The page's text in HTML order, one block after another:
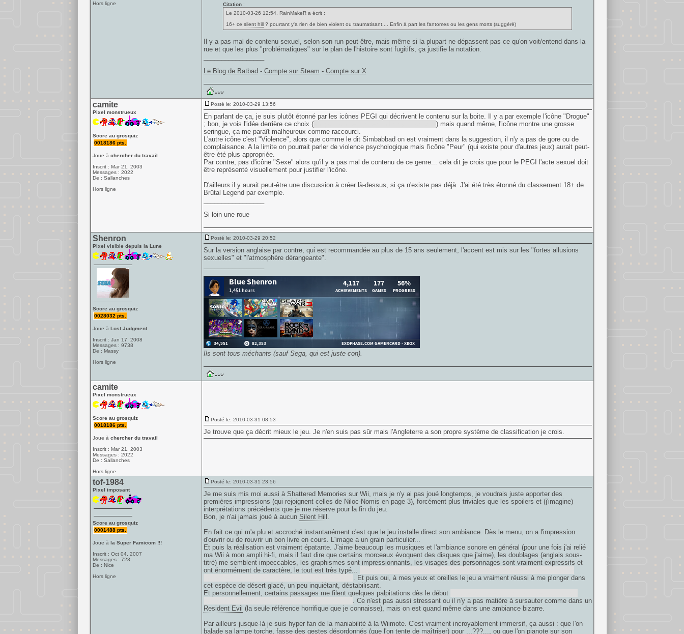
Hors ligne
Citation:
Le 2010-03-26 12:54, RainMakeR a écrit :
16+ ce silent hill? pourtant y'a rien de bien violent ou traumatisant.... Enfin à part les fantomes ou les gens morts (suggéré)
Il y a pas mal de contenu sexuel, selon son run peut-être, mais même si la plupart ne dépassent pas ce qu'on voit/entend dans la
rue et que les plus "problématiques" sur le plan de l'histoire sont fugitifs, ça justifie la notation.
Le Blog de Batbad - Compte sur Steam - Compte sur X
camite
Pixel monstrueux
Score au grosquiz
0018186 pts.
Joue à chercher du travail
Inscrit : Mar 21, 2003
Messages : 2022
De : Sallanches
Hors ligne
Posté le: 2010-03-29 13:56
En parlant de ça, je suis plutôt étonné par les icônes PEGI qui décrivent le contenu sur la boite. Il y a par exemple l'icône "Drogue"
; bon, je vois l'idée derrière ce choix (en gros, on peut jouer un Harry alcoolique ) mais quand même, l'icône montre une grosse
seringue, ça me paraît malheureux comme raccourci.
L'autre icône c'est "Violence", alors que comme le dit Simbabbad on est vraiment dans la suggestion, il n'y a pas de gore ou de
complaisance. A la limite on pourrait parler de violence psychologique mais l'icône "Peur" (qui existe pour d'autres jeux) aurait peut-
être été plus appropriée.
Par contre, pas d'icône "Sexe" alors qu'il y a pas mal de contenu de ce genre... cela dit je crois que pour le PEGI l'acte sexuel doit
être représenté visuellement pour justifier l'icône.
D'ailleurs il y aurait peut-être une discussion à créer là-dessus, si ça n'existe pas déjà. J'ai été très étonné du classement 18+ de
Brütal Legend par exemple.
Si loin une roue
Shenron
Pixel visible depuis la Lune
Score au grosquiz
0028032 pts.
Joue à Lost Judgment
Inscrit : Jan 17, 2008
Messages : 9738
De : Massy
Hors ligne
Posté le: 2010-03-29 20:52
Sur la version anglaise par contre, qui est recommandée au plus de 15 ans seulement, l'accent est mis sur les "fortes allusions
sexuelles" et "l'atmosphère dérangeante".
Ils sont tous méchants (sauf Sega, qui est juste con).
camite
Pixel monstrueux
Score au grosquiz
0018186 pts.
Joue à chercher du travail
Inscrit : Mar 21, 2003
Messages : 2022
De : Sallanches
Hors ligne
Posté le: 2010-03-31 08:53
Je trouve que ça décrit mieux le jeu. Je n'en suis pas sûr mais l'Angleterre a son propre système de classification je crois.
tof-1984
Pixel imposant
Score au grosquiz
0001488 pts.
Joue à la Super Famicom !!!
Inscrit : Oct 04, 2007
Messages : 723
De : Nice
Hors ligne
Posté le: 2010-03-31 23:56
Je me suis mis moi aussi à Shattered Memories sur Wii, mais je n'y ai pas joué longtemps, je voudrais juste apporter des
premières impressions (qui rejoignent celles de Niloc-Nomis en page 3), forcément plus triviales que les spoilers et (j'imagine)
interprétations précédents que je me réserve pour la fin du jeu.
Bon, je n'ai jamais joué à aucun Silent Hill .
En fait ce qui m'a plu et accroché instantanément c'est que le jeu installe direct son ambiance. Dès le menu, on a l'impression
d'ouvrir ou de rouvrir un bon livre en cours. L'image a un grain particulier...
Et puis la réalisation est vraiment épatante. J'aime beaucoup les musiques et l'ambiance sonore en général (pour une fois j'ai relié
ma Wii à mon ampli hi-fi, mais il faut dire que certains morceaux évoquent des disques que j'aime), les doublages (anglais sous-
titré) me semblent impeccables, les graphismes sont impressionnants, les visages des personnages sont vraiment expressifs et
ont énormément de caractère, le tout est très typé...
. Et puis oui, à mes yeux et oreilles le jeu a vraiment réussi à me plonger dans
cet espèce de désert glacé, un peu inquiétant, déstabilisant.
Et personnellement, certains passages me filent quelques palpitations dès le début
. Ce n'est pas aussi stressant ou il n'y a pas matière à sursauter comme dans un
Resident Evil (la seule référence horrifique que je connaisse), mais on est quand même dans une ambiance bizarre.
Par ailleurs jusque-là je suis hyper fan de la maniabilité à la Wiimote. C'est vraiment incroyablement immersif, ça aussi : que l'on
balade sa lampe torche, fasse des gestes désordonnés (que l'on tente de maîtriser) pour ...???..., ou que l'on pianote sur son